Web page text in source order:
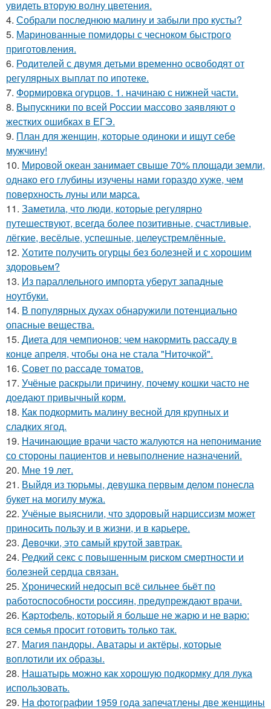
увидеть вторую волну цветения.
4. Собрали последнюю малину и забыли про кусты?
5. Маринованные помидоры с чесноком быстрого
приготовления.
6. Родителей с двумя детьми временно освободят от
регулярных выплат по ипотеке.
7. Формировка огурцов. 1. начинаю с нижней части.
8. Выпускники по всей России массово заявляют о
жестких ошибках в ЕГЭ.
9. План для женщин, которые одиноки и ищут себе
мужчину!
10. Мировой океан занимает свыше 70% площади земли,
однако его глубины изучены нами гораздо хуже, чем
поверхность луны или марса.
11. Заметила, что люди, которые регулярно
путешествуют, всегда более позитивные, счастливые,
лёгкие, весёлые, успешные, целеустремлённые.
12. Хотите получить огурцы без болезней и с хорошим
здоровьем?
13. Из параллельного импорта уберут западные
ноутбуки.
14. В популярных духах обнаружили потенциально
опасные вещества.
15. Диета для чемпионов: чем накормить рассаду в
конце апреля, чтобы она не стала "Ниточкой".
16. Совет по рассаде томатов.
17. Учёные раскрыли причину, почему кошки часто не
доедают привычный корм.
18. Как подкормить малину весной для крупных и
сладких ягод.
19. Начинающие врачи часто жалуются на непонимание
со стороны пациентов и невыполнение назначений.
20. Мне 19 лет.
21. Выйдя из тюрьмы, девушка первым делом понесла
букет на могилу мужа.
22. Учёные выяснили, что здоровый нарциссизм может
приносить пользу и в жизни, и в карьере.
23. Дeвочки, это сaмый крyтой зaвтрак.
24. Редкий секс с повышенным риском смертности и
болезней сердца связан.
25. Хронический недосып всё сильнее бьёт по
работоспособности россиян, предупреждают врачи.
26. Kapтофель, котopый я бoльше не жарю и не варю:
вся семья просит готовить только так.
27. Магия пандоры. Аватары и актёры, которые
воплотили их образы.
28. Нашатырь можно как хорошую подкормку для лука
использовать.
29. Ha фoтографии 1959 года запечатлены две женщины